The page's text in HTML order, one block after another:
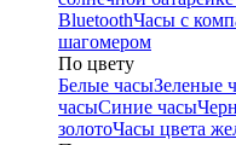
BluetoothЧасы с
шагомером
По цвету
Белые часыЗеленые
часыСиние часы
золотоЧасы цвета